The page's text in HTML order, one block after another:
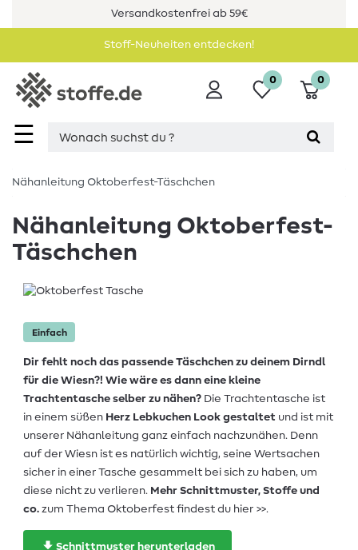
Versandkostenfrei ab 59€
Stoff-Neuheiten entdecken!
☰
0 0
Nähanleitung Oktoberfest-Täschchen
Nähanleitung Oktoberfest-
Täschchen
Einfach
Dir fehlt noch das passende Täschchen zu deinem Dirndl
für die Wiesn?! Wie wäre es dann eine kleine
Trachtentasche selber zu nähen? Die Trachtentasche ist
in einem süßen Herz Lebkuchen Look gestaltet und ist mit
unserer Nähanleitung ganz einfach nachzunähen. Denn
auf der Wiesn ist es natürlich wichtig, seine Wertsachen
sicher in einer Tasche gesammelt bei sich zu haben, um
diese nicht zu verlieren. Mehr Schnittmuster, Stoffe und
co. zum Thema Oktoberfest findest du hier >>.
Schnittmuster herunterladen